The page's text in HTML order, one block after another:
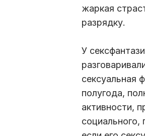
жаркая
разрядку.
У
сексуальная
полугода,
активности,
социального,